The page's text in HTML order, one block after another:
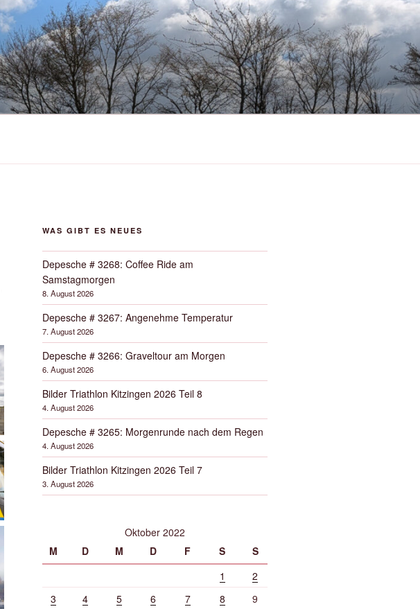
WAS GIBT ES NEUES
Depesche # 3268: Coffee Ride am
Samstagmorgen
8. August 2026
Depesche # 3267: Angenehme Temperatur
7. August 2026
Depesche # 3266: Graveltour am Morgen
6. August 2026
Bilder Triathlon Kitzingen 2026 Teil 8
4. August 2026
Depesche # 3265: Morgenrunde nach dem Regen
4. August 2026
Bilder Triathlon Kitzingen 2026 Teil 7
3. August 2026
Oktober 2022
M
D M D F S
S
1
2
3
4 5 6 7 8
9